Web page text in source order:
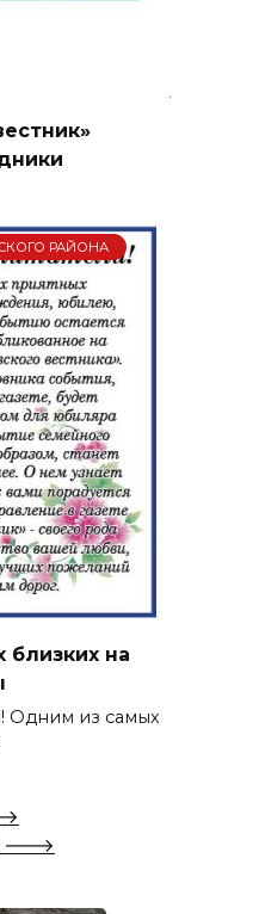
РАЙОНА
близких на
Одним из самых
🡒